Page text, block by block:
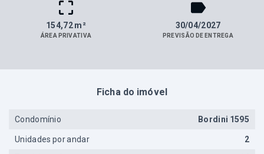
154,72 m²
ÁREA PRIVATIVA
30/04/2027
PREVISÃO DE ENTREGA
Ficha do imóvel
Condomínio Bordini 1595
Unidades por andar 2